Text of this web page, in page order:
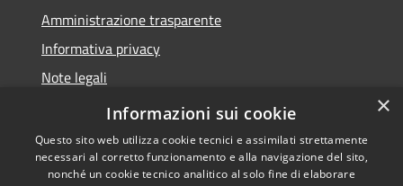
Amministrazione trasparente
Informativa privacy
Note legali
Dichiarazione di accessibilità
×
Informazioni sui cookie
Questo sito web utilizza cookie tecnici e assimilati strettamente
necessari al corretto funzionamento e alla navigazione del sito,
nonché un cookie tecnico analitico al solo fine di elaborare